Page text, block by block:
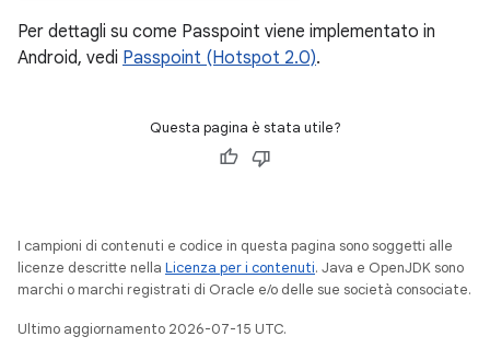
Per dettagli su come Passpoint viene implementato in
Android, vedi Passpoint (Hotspot 2.0).
Questa pagina è stata utile?
I campioni di contenuti e codice in questa pagina sono soggetti alle
licenze descritte nella Licenza per i contenuti. Java e OpenJDK sono
marchi o marchi registrati di Oracle e/o delle sue società consociate.
Ultimo aggiornamento 2026-07-15 UTC.